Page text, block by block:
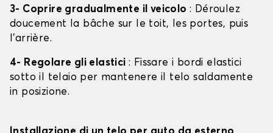
3- Coprire gradualmente il veicolo : Déroulez
doucement la bâche sur le toit, les portes, puis
l'arrière.
4- Regolare gli elastici : Fissare i bordi elastici
sotto il telaio per mantenere il telo saldamente
in posizione.